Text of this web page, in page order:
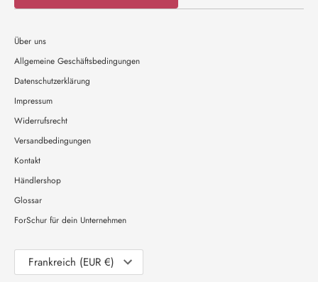
Über uns
Allgemeine Geschäftsbedingungen
Datenschutzerklärung
Impressum
Widerrufsrecht
Versandbedingungen
Kontakt
Händlershop
Glossar
ForSchur für dein Unternehmen
WährungFrankreich (EUR €)